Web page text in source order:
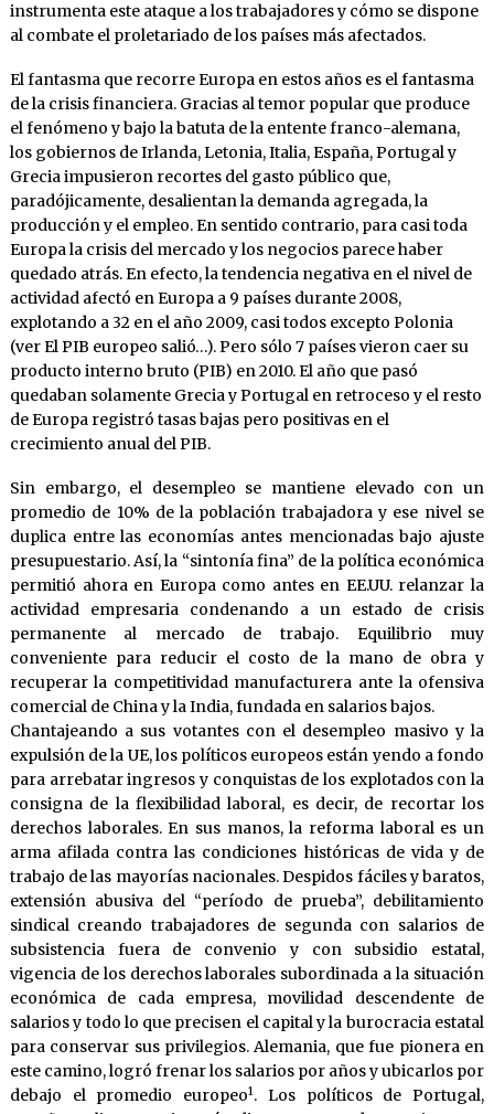
instrumenta este ataque a los trabajadores y cómo se dispone
al combate el proletariado de los países más afectados.
El fantasma que recorre Europa en estos años es el fantasma
de la crisis financiera. Gracias al temor popular que produce
el fenómeno y bajo la batuta de la entente franco-alemana,
los gobiernos de Irlanda, Letonia, Italia, España, Portugal y
Grecia impusieron recortes del gasto público que,
paradójicamente, desalientan la demanda agregada, la
producción y el empleo. En sentido contrario, para casi toda
Europa la crisis del mercado y los negocios parece haber
quedado atrás. En efecto, la tendencia negativa en el nivel de
actividad afectó en Europa a 9 países durante 2008,
explotando a 32 en el año 2009, casi todos excepto Polonia
(ver El PIB europeo salió…). Pero sólo 7 países vieron caer su
producto interno bruto (PIB) en 2010. El año que pasó
quedaban solamente Grecia y Portugal en retroceso y el resto
de Europa registró tasas bajas pero positivas en el
crecimiento anual del PIB.
Sin embargo, el desempleo se mantiene elevado con un
promedio de 10% de la población trabajadora y ese nivel se
duplica entre las economías antes mencionadas bajo ajuste
presupuestario. Así, la “sintonía fina” de la política económica
permitió ahora en Europa como antes en EE.UU. relanzar la
actividad empresaria condenando a un estado de crisis
permanente al mercado de trabajo. Equilibrio muy
conveniente para reducir el costo de la mano de obra y
recuperar la competitividad manufacturera ante la ofensiva
comercial de China y la India, fundada en salarios bajos.
Chantajeando a sus votantes con el desempleo masivo y la
expulsión de la UE, los políticos europeos están yendo a fondo
para arrebatar ingresos y conquistas de los explotados con la
consigna de la flexibilidad laboral, es decir, de recortar los
derechos laborales. En sus manos, la reforma laboral es un
arma afilada contra las condiciones históricas de vida y de
trabajo de las mayorías nacionales. Despidos fáciles y baratos,
extensión abusiva del “período de prueba”, debilitamiento
sindical creando trabajadores de segunda con salarios de
subsistencia fuera de convenio y con subsidio estatal,
vigencia de los derechos laborales subordinada a la situación
económica de cada empresa, movilidad descendente de
salarios y todo lo que precisen el capital y la burocracia estatal
para conservar sus privilegios. Alemania, que fue pionera en
este camino, logró frenar los salarios por años y ubicarlos por
debajo el promedio europeo1. Los políticos de Portugal,